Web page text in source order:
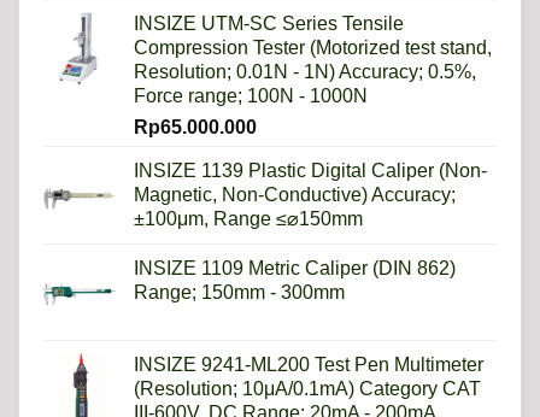
INSIZE UTM-SC Series Tensile
Compression Tester (Motorized test stand,
Resolution; 0.01N - 1N) Accuracy; 0.5%,
Force range; 100N - 1000N
Rp65.000.000
INSIZE 1139 Plastic Digital Caliper (Non-
Magnetic, Non-Conductive) Accuracy;
±100μm, Range ≤⌀150mm
INSIZE 1109 Metric Caliper (DIN 862)
Range; 150mm - 300mm
INSIZE 9241-ML200 Test Pen Multimeter
(Resolution; 10μA/0.1mA) Category CAT
III-600V, DC Range; 20mA - 200mA